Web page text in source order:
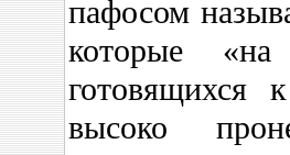
пафосом
которые
готовящихся
высоко